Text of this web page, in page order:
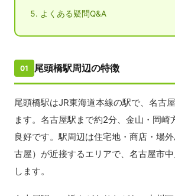
よくある疑問Q&A
01 尾頭橋駅周辺の特徴
尾頭橋駅はJR東海道本線の駅で、名古
ます。名古屋駅まで約2分、金山・岡崎
良好です。駅周辺は住宅地・商店・場
古屋）が近接するエリアで、名古屋市
します。